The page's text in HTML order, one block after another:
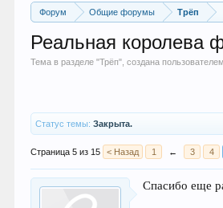
Форум Общие форумы Трёп
Реальная королева
Тема в разделе "Трёп", создана пользователем
Статус темы: Закрыта.
Страница 5 из 15 < Назад 1 ← 3 4
Спасибо еще